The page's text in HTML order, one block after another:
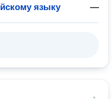
языку —